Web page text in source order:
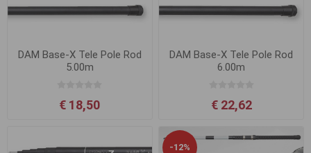
DAM Base-X Tele Pole Rod
5.00m
€ 18,50
DAM Base-X Tele Pole Rod
6.00m
€ 22,62
-12%